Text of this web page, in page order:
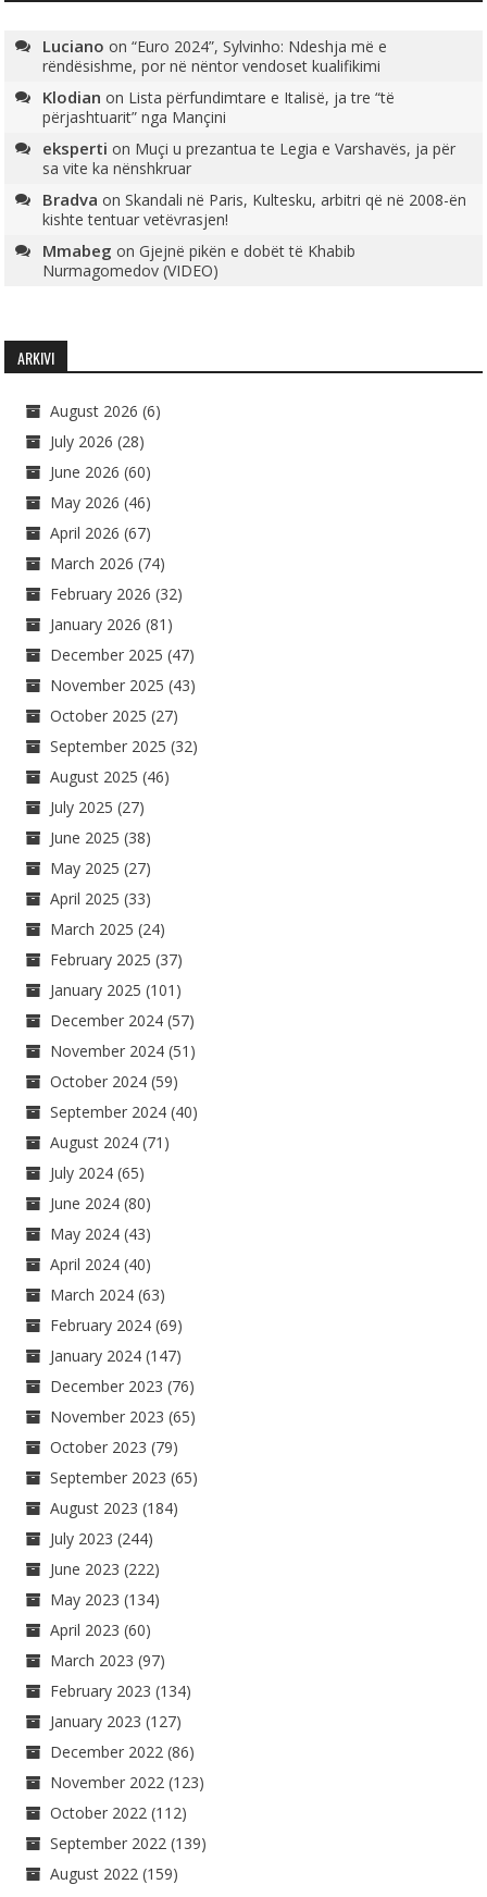
Luciano on“Euro 2024”, Sylvinho: Ndeshja më e
rëndësishme, por në nëntor vendoset kualifikimi
Klodian on Lista përfundimtare e Italisë, ja tre “të
përjashtuarit” nga Mançini
eksperti on Muçi u prezantua te Legia e Varshavës, ja për
sa vite ka nënshkruar
Bradva onSkandali në Paris, Kultesku, arbitri që në 2008-ën
kishte tentuar vetëvrasjen!
Mmabeg onGjejnë pikën e dobët të Khabib
Nurmagomedov (VIDEO)
ARKIVI
August 2026 (6)
July 2026 (28)
June 2026 (60)
May 2026 (46)
April 2026 (67)
March 2026 (74)
February 2026 (32)
January 2026 (81)
December 2025 (47)
November 2025 (43)
October 2025 (27)
September 2025 (32)
August 2025 (46)
July 2025 (27)
June 2025 (38)
May 2025 (27)
April 2025 (33)
March 2025 (24)
February 2025 (37)
January 2025 (101)
December 2024 (57)
November 2024 (51)
October 2024 (59)
September 2024 (40)
August 2024 (71)
July 2024 (65)
June 2024 (80)
May 2024 (43)
April 2024 (40)
March 2024 (63)
February 2024 (69)
January 2024 (147)
December 2023 (76)
November 2023 (65)
October 2023 (79)
September 2023 (65)
August 2023 (184)
July 2023 (244)
June 2023 (222)
May 2023 (134)
April 2023 (60)
March 2023 (97)
February 2023 (134)
January 2023 (127)
December 2022 (86)
November 2022 (123)
October 2022 (112)
September 2022 (139)
August 2022 (159)